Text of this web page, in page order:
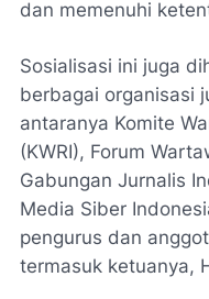
dan memenuhi
Sosialisasi ini juga
berbagai organisasi
antaranya Komite
(KWRI), Forum
Gabungan Jurnalis
Media Siber
pengurus dan
termasuk ketuanya,